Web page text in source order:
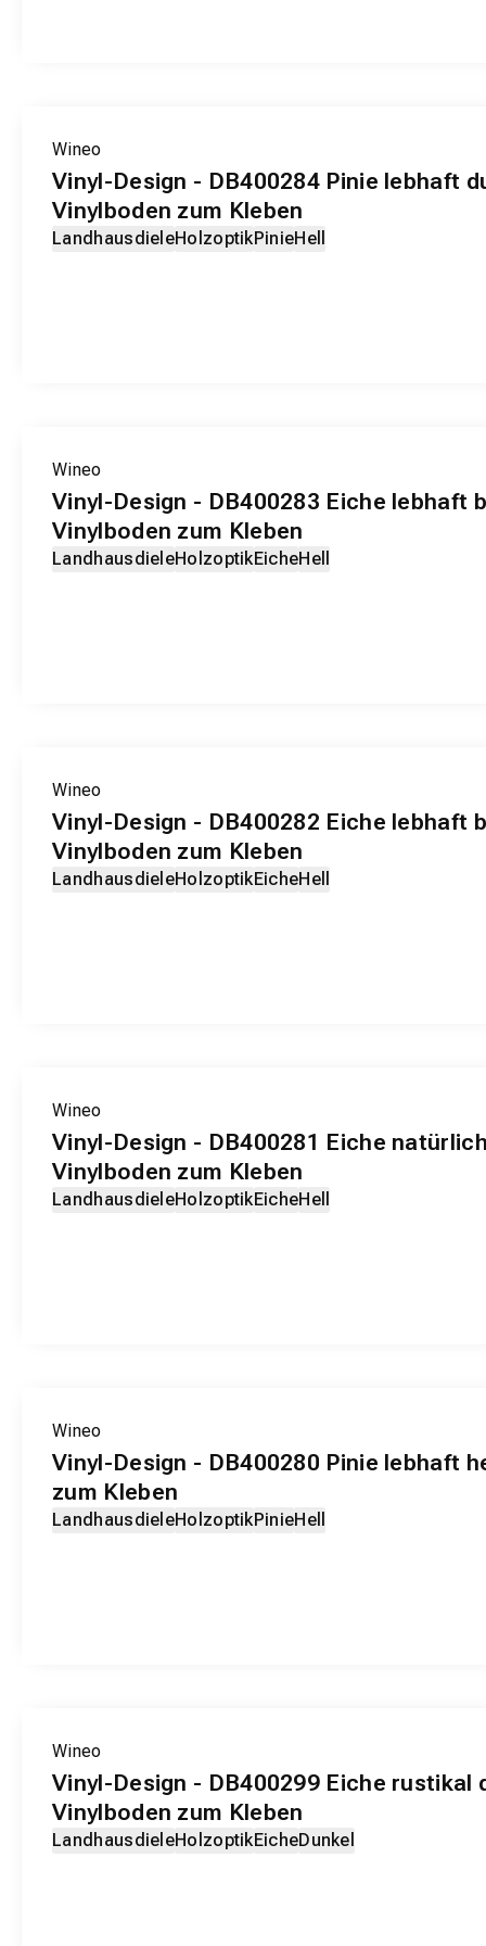
EXKLUSIV-PRODUKT
Wineo
Vinyl-Design - DB400284 Pinie lebhaft
Vinylboden zum Kleben
LandhausdieleHolzoptikPinieHell
EXKLUSIV-PRODUKT
Wineo
Vinyl-Design - DB400283 Eiche lebhaft
Vinylboden zum Kleben
LandhausdieleHolzoptikEicheHell
EXKLUSIV-PRODUKT
Wineo
Vinyl-Design - DB400282 Eiche lebhaft
Vinylboden zum Kleben
LandhausdieleHolzoptikEicheHell
EXKLUSIV-PRODUKT
Wineo
Vinyl-Design - DB400281 Eiche
Vinylboden zum Kleben
LandhausdieleHolzoptikEicheHell
EXKLUSIV-PRODUKT
Wineo
Vinyl-Design - DB400280 Pinie lebhaft
zum Kleben
LandhausdieleHolzoptikPinieHell
EXKLUSIV-PRODUKT
Wineo
Vinyl-Design - DB400299 Eiche rustikal
Vinylboden zum Kleben
LandhausdieleHolzoptikEicheDunkel